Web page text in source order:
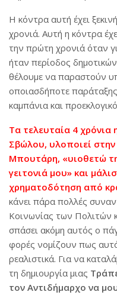
Η κόντρα αυτή έχει
χρονιά. Αυτή η κόντρα
την πρώτη χρονιά όταν
ήταν περίοδος
θέλουμε να παραστούν
οποιασδήποτε
καμπάνια και
Τα τελευταία 4 χρόνια
Σβώλου, υλοποιεί
Μπουτάρη, «υιοθετώ
γειτονιά μου» και
χρηματοδότηση από
κάνει πάρα πολλές
Κοινωνίας των Πολιτών
σπάσει ακόμη αυτός ο
φορές νομίζουν πως
ρεαλιστικά. Για να
τη δημιουργία μιας
τον Αντιδήμαρχο να